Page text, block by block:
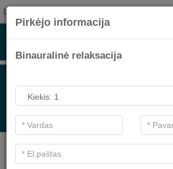
LT
PROCEDŪROMS
Pagrindiniai filtrai
Pirkėjo informacija
​Binauralinė relaksacija